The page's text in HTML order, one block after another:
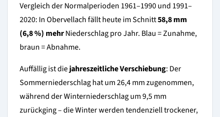
Vergleich der Normalperioden 1961–1990 und 1991–
2020: In Obervellach fällt heute im Schnitt58,8 mm
(6,8 %) mehrNiederschlag pro Jahr. Blau = Zunahme,
braun = Abnahme.
Auffällig ist diejahreszeitliche Verschiebung: Der
Sommerniederschlag hat um 26,4 mm zugenommen,
während der Winterniederschlag um 9,5 mm
zurückging – die Winter werden tendenziell trockener,